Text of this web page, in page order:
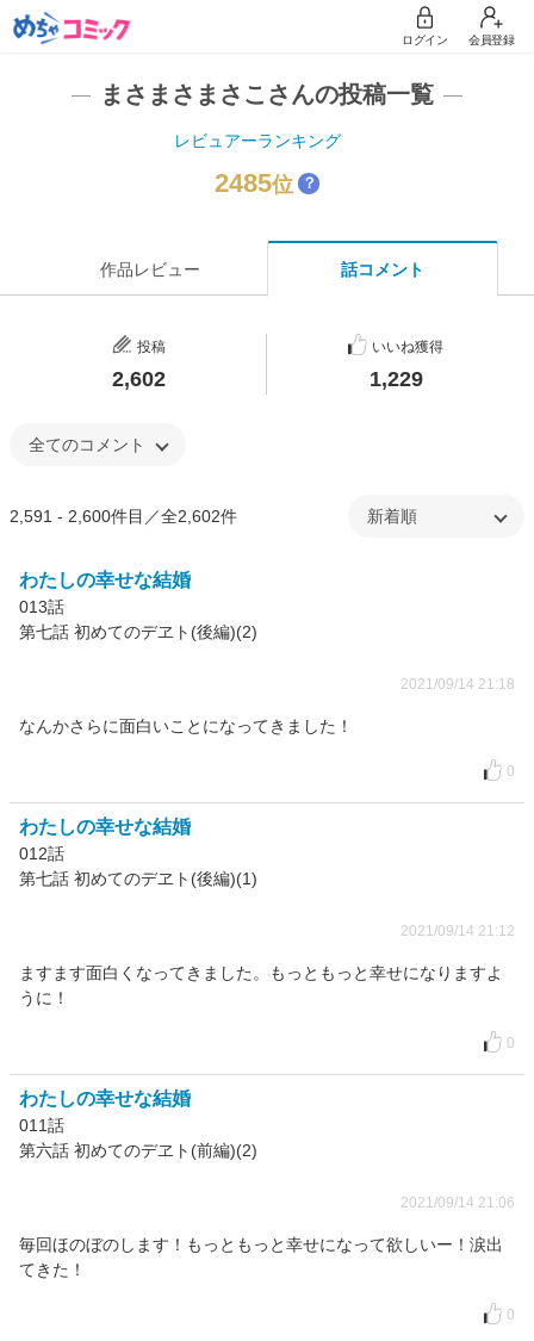
ログイン 会員登録
まさまさまさこさんの投稿一覧
レビュアーランキング
2485位 ？
作品レビュー 話コメント
投稿
2,602
いいね獲得
1,229
2,591 - 2,600件目／全2,602件
わたしの幸せな結婚
013話
第七話 初めてのデヱト(後編)(2)
2021/09/14 21:18
なんかさらに面白いことになってきました！
0
わたしの幸せな結婚
012話
第七話 初めてのデヱト(後編)(1)
2021/09/14 21:12
ますます面白くなってきました。もっともっと幸せになりますよ
うに！
0
わたしの幸せな結婚
011話
第六話 初めてのデヱト(前編)(2)
2021/09/14 21:06
毎回ほのぼのします！もっともっと幸せになって欲しいー！涙出
てきた！
0